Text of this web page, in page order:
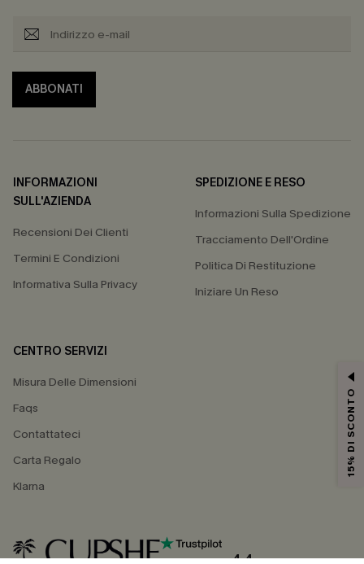
ABBONATI
INFORMAZIONI
SULL'AZIENDA
Recensioni Dei Clienti
Termini E Condizioni
Informativa Sulla Privacy
SPEDIZIONE E RESO
Informazioni Sulla Spedizione
Tracciamento Dell'Ordine
Politica Di Restituzione
Iniziare Un Reso
CENTRO SERVIZI
Misura Delle Dimensioni
Faqs
Contattateci
Carta Regalo
Klarna
4.4
15% DI SCONTO